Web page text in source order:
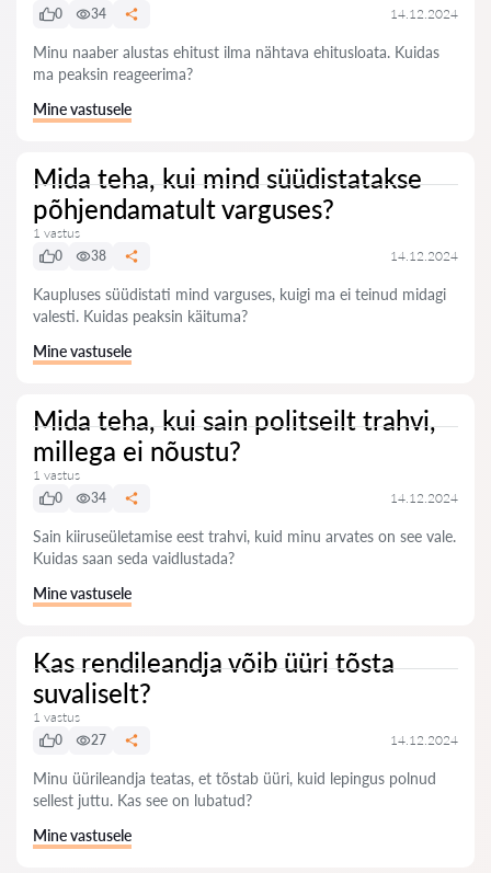
0
34 14.12.2024
Minu naaber alustas ehitust ilma nähtava ehitusloata. Kuidas
ma peaksin reageerima?
Mine vastusele
Mida teha, kui mind süüdistatakse
põhjendamatult varguses?
1 vastus
0
38 14.12.2024
Kaupluses süüdistati mind varguses, kuigi ma ei teinud midagi
valesti. Kuidas peaksin käituma?
Mine vastusele
Mida teha, kui sain politseilt trahvi,
millega ei nõustu?
1 vastus
0
34 14.12.2024
Sain kiiruseületamise eest trahvi, kuid minu arvates on see vale.
Kuidas saan seda vaidlustada?
Mine vastusele
Kas rendileandja võib üüri tõsta
suvaliselt?
1 vastus
0
27 14.12.2024
Minu üürileandja teatas, et tõstab üüri, kuid lepingus polnud
sellest juttu. Kas see on lubatud?
Mine vastusele